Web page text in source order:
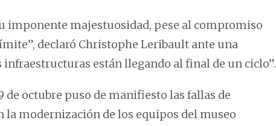
imponente majestuosidad, pese al compromiso
declaró Christophe Leribault ante una
infraestructuras están llegando al final de un ciclo”.
de octubre puso de manifiesto las fallas de
la modernización de los equipos del museo